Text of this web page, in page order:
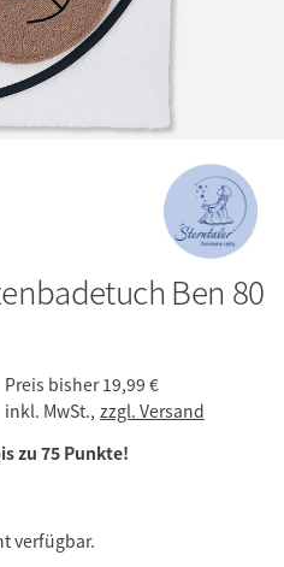
Ben 80
Preis bisher 19,99 €
inkl. MwSt., zzgl. Versand
zu 75 Punkte!
verfügbar.